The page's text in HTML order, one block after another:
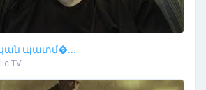
պատմ�...
TV